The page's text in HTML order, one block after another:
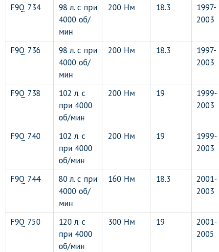
F9Q 734
98 л. с при
4000 об/
мин
200 Нм 18.3
1997-
2003
F9Q 736
98 л. с при
4000 об/
мин
200 Нм 18.3
1997-
2003
F9Q 738
102 л. с
при 4000
об/мин
200 Нм 19
1999-
2003
F9Q 740
102 л. с
при 4000
об/мин
200 Нм 19
1999-
2003
F9Q 744
80 л. с при
4000 об/
мин
160 Нм 18.3
2001-
2003
F9Q 750
120 л. с
при 4000
об/мин
300 Нм 19
2001-
2005